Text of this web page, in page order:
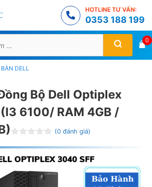
HOTLINE TƯ VẤN:
0353 188 199
0
DELL
Bộ Dell Optiplex
6100/ RAM 4GB /
ư
x
(0 đánh giá)